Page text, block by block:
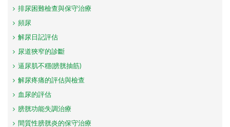
排尿困難檢查與保守治療
頻尿
解尿日記評估
尿道狹窄的診斷
逼尿肌不穩(膀胱抽筋)
解尿疼痛的評估與檢查
血尿的評估
膀胱功能失調治療
間質性膀胱炎的保守治療